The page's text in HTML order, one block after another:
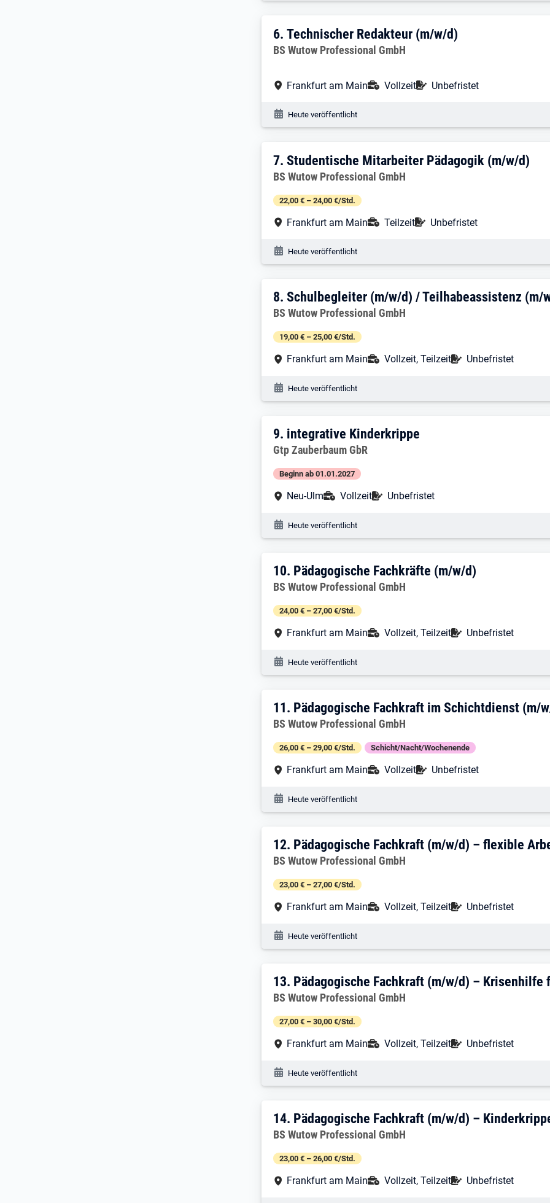
6. Ergebnis: Technischer Redakteur (m/
6.Technischer Redakteur (m/w/d)
Arbeitgeber:
BS Wutow Professional GmbH
Arbeitsort:
Frankfurt am Main Anstellungsart:
Vollzeit Befristung:
Unbefristet
Veröffentlichungsdatum:
Heute veröffentlicht
7. Ergebnis: Studentische Mitarbeiter
7.Studentische Mitarbeiter Pädagogik (m/w/d)
Arbeitgeber:
BS Wutow Professional GmbH
22,00 € – 24,00 €/Std.
Arbeitsort:
Frankfurt am Main Anstellungsart:
Teilzeit Befristung:
Unbefristet
Veröffentlichungsdatum:
Heute veröffentlicht
8. Ergebnis: Schulbegleiter (m/w/d) /
8.Schulbegleiter (m/w/d) / Teilhabeassistenz (m/
Arbeitgeber:
BS Wutow Professional GmbH
19,00 € – 25,00 €/Std.
Arbeitsort:
Frankfurt am Main Anstellungsart:
Vollzeit, Teilzeit Befristung:
Unbefristet
Veröffentlichungsdatum:
Heute veröffentlicht
9. Ergebnis: integrative Kinderkrippe
9. integrative Kinderkrippe
Arbeitgeber:
Gtp Zauberbaum GbR
Beginn ab 01.01.2027
Arbeitsort:
Neu-Ulm Anstellungsart:
Vollzeit Befristung:
Unbefristet
Veröffentlichungsdatum:
Heute veröffentlicht
10. Ergebnis: Pädagogische Fachkräfte
10. Pädagogische Fachkräfte (m/w/d)
Arbeitgeber:
BS Wutow Professional GmbH
24,00 € – 27,00 €/Std.
Arbeitsort:
Frankfurt am Main Anstellungsart:
Vollzeit, Teilzeit Befristung:
Unbefristet
Veröffentlichungsdatum:
Heute veröffentlicht
11. Ergebnis: Pädagogische Fachkraft
11. Pädagogische Fachkraft im Schichtdienst (m/
Arbeitgeber:
BS Wutow Professional GmbH
26,00 € – 29,00 €/Std. Schicht/Nacht/Wochenende
Arbeitsort:
Frankfurt am Main Anstellungsart:
Vollzeit Befristung:
Unbefristet
Veröffentlichungsdatum:
Heute veröffentlicht
12. Ergebnis: Pädagogische Fachkraft
12. Pädagogische Fachkraft (m/w/d) – flexible
Arbeitgeber:
BS Wutow Professional GmbH
23,00 € – 27,00 €/Std.
Arbeitsort:
Frankfurt am Main Anstellungsart:
Vollzeit, Teilzeit Befristung:
Unbefristet
Veröffentlichungsdatum:
Heute veröffentlicht
13. Ergebnis: Pädagogische Fachkraft
13. Pädagogische Fachkraft (m/w/d) – Krisenhilfe
Arbeitgeber:
BS Wutow Professional GmbH
27,00 € – 30,00 €/Std.
Arbeitsort:
Frankfurt am Main Anstellungsart:
Vollzeit, Teilzeit Befristung:
Unbefristet
Veröffentlichungsdatum:
Heute veröffentlicht
14. Ergebnis: Pädagogische Fachkraft
14. Pädagogische Fachkraft (m/w/d) –
Arbeitgeber:
BS Wutow Professional GmbH
23,00 € – 26,00 €/Std.
Arbeitsort:
Frankfurt am Main Anstellungsart:
Vollzeit, Teilzeit Befristung:
Unbefristet